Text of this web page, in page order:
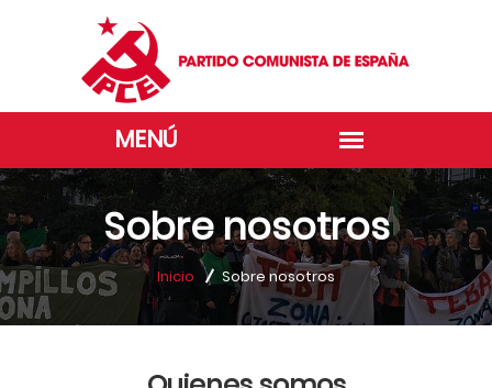
Sobre nosotros
Inicio Sobre nosotros